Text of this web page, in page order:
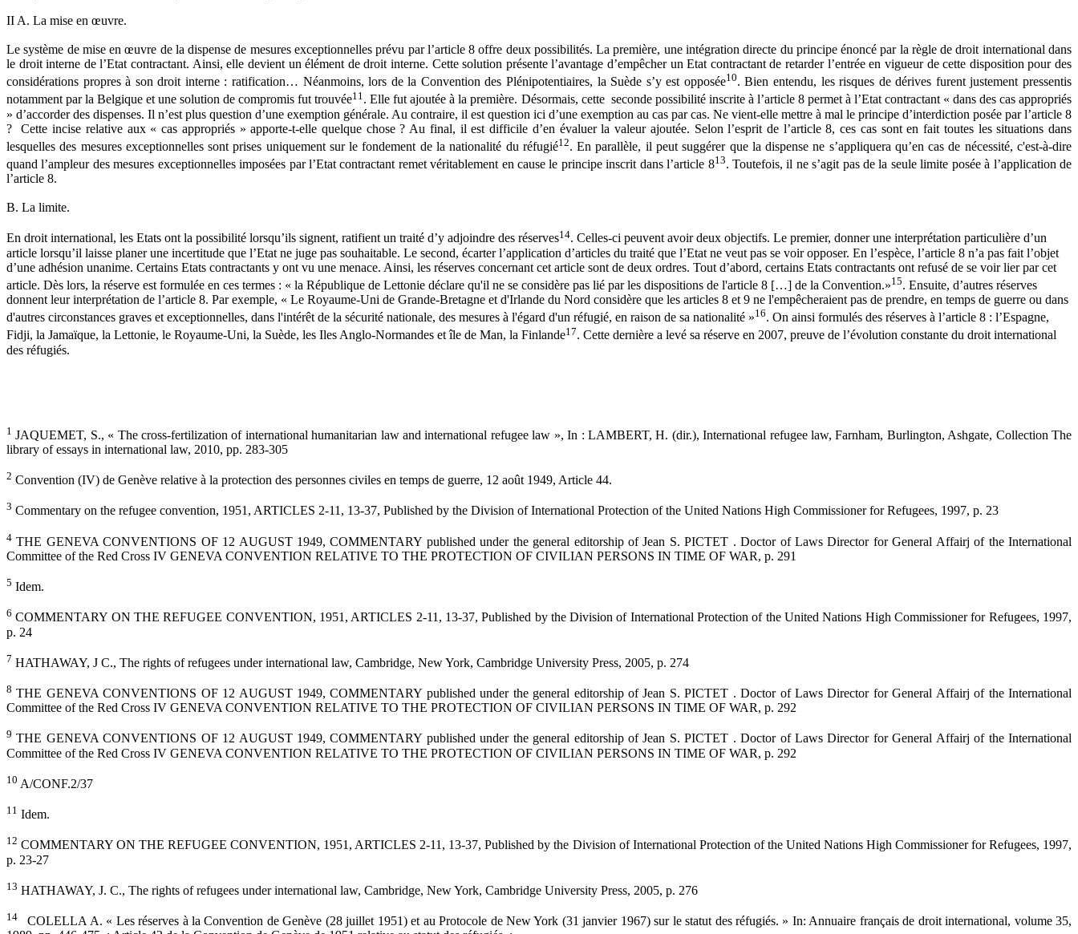
II A. La mise en œuvre.
Le système de mise en œuvre de la dispense de mesures exceptionnelles prévu par l’article 8 offre deux possibilités. La première, une intégration directe du principe énoncé par la règle de droit international dans
le droit interne de l’Etat contractant. Ainsi, elle devient un élément de droit interne. Cette solution présente l’avantage d’empêcher un Etat contractant de retarder l’entrée en vigueur de cette disposition pour des
considérations propres à son droit interne : ratification… Néanmoins, lors de la Convention des Plénipotentiaires, la Suède s’y est opposée10. Bien entendu, les risques de dérives furent justement pressentis
notamment par la Belgique et une solution de compromis fut trouvée11 . Elle fut ajoutée à la première. Désormais, cette seconde possibilité inscrite à l’article 8 permet à l’Etat contractant « dans des cas appropriés
» d’accorder des dispenses. Il n’est plus question d’une exemption générale. Au contraire, il est question ici d’une exemption au cas par cas. Ne vient-elle mettre à mal le principe d’interdiction posée par l’article 8
? Cette incise relative aux « cas appropriés » apporte-t-elle quelque chose ? Au final, il est difficile d’en évaluer la valeur ajoutée. Selon l’esprit de l’article 8, ces cas sont en fait toutes les situations dans
lesquelles des mesures exceptionnelles sont prises uniquement sur le fondement de la nationalité du réfugié12. En parallèle, il peut suggérer que la dispense ne s’appliquera qu’en cas de nécessité, c'est-à-dire
quand l’ampleur des mesures exceptionnelles imposées par l’Etat contractant remet véritablement en cause le principe inscrit dans l’article 813. Toutefois, il ne s’agit pas de la seule limite posée à l’application de
l’article 8.
B. La limite.
En droit international, les Etats ont la possibilité lorsqu’ils signent, ratifient un traité d’y adjoindre des réserves14. Celles-ci peuvent avoir deux objectifs. Le premier, donner une interprétation particulière d’un
article lorsqu’il laisse planer une incertitude que l’Etat ne juge pas souhaitable. Le second, écarter l’application d’articles du traité que l’Etat ne veut pas se voir opposer. En l’espèce, l’article 8 n’a pas fait l’objet
d’une adhésion unanime. Certains Etats contractants y ont vu une menace. Ainsi, les réserves concernant cet article sont de deux ordres. Tout d’abord, certains Etats contractants ont refusé de se voir lier par cet
article. Dès lors, la réserve est formulée en ces termes : « la République de Lettonie déclare qu'il ne se considère pas lié par les dispositions de l'article 8 […] de la Convention.»15. Ensuite, d’autres réserves
donnent leur interprétation de l’article 8. Par exemple, « Le Royaume-Uni de Grande-Bretagne et d'Irlande du Nord considère que les articles 8 et 9 ne l'empêcheraient pas de prendre, en temps de guerre ou dans
d'autres circonstances graves et exceptionnelles, dans l'intérêt de la sécurité nationale, des mesures à l'égard d'un réfugié, en raison de sa nationalité »16. On ainsi formulés des réserves à l’article 8 : l’Espagne,
Fidji, la Jamaïque, la Lettonie, le Royaume-Uni, la Suède, les Iles Anglo-Normandes et île de Man, la Finlande17. Cette dernière a levé sa réserve en 2007, preuve de l’évolution constante du droit international
des réfugiés.
1 JAQUEMET, S., « The cross-fertilization of international humanitarian law and international refugee law », In : LAMBERT, H. (dir.), International refugee law, Farnham, Burlington, Ashgate, Collection The
library of essays in international law, 2010, pp. 283-305
2 Convention (IV) de Genève relative à la protection des personnes civiles en temps de guerre, 12 août 1949, Article 44.
3 Commentary on the refugee convention, 1951, ARTICLES 2-11, 13-37, Published by the Division of International Protection of the United Nations High Commissioner for Refugees, 1997, p. 23
4 THE GENEVA CONVENTIONS OF 12 AUGUST 1949, COMMENTARY published under the general editorship of Jean S. PICTET . Doctor of Laws Director for General Affairj of the International
Committee of the Red Cross IV GENEVA CONVENTION RELATIVE TO THE PROTECTION OF CIVILIAN PERSONS IN TIME OF WAR, p. 291
5 Idem.
6 COMMENTARY ON THE REFUGEE CONVENTION, 1951, ARTICLES 2-11, 13-37, Published by the Division of International Protection of the United Nations High Commissioner for Refugees, 1997,
p. 24
7 HATHAWAY, J C., The rights of refugees under international law, Cambridge, New York, Cambridge University Press, 2005, p. 274
8 THE GENEVA CONVENTIONS OF 12 AUGUST 1949, COMMENTARY published under the general editorship of Jean S. PICTET . Doctor of Laws Director for General Affairj of the International
Committee of the Red Cross IV GENEVA CONVENTION RELATIVE TO THE PROTECTION OF CIVILIAN PERSONS IN TIME OF WAR, p. 292
9 THE GENEVA CONVENTIONS OF 12 AUGUST 1949, COMMENTARY published under the general editorship of Jean S. PICTET . Doctor of Laws Director for General Affairj of the International
Committee of the Red Cross IV GENEVA CONVENTION RELATIVE TO THE PROTECTION OF CIVILIAN PERSONS IN TIME OF WAR, p. 292
10 A/CONF.2/37
11 Idem.
12 COMMENTARY ON THE REFUGEE CONVENTION, 1951, ARTICLES 2-11, 13-37, Published by the Division of International Protection of the United Nations High Commissioner for Refugees, 1997,
p. 23-27
13 HATHAWAY, J. C., The rights of refugees under international law, Cambridge, New York, Cambridge University Press, 2005, p. 276
14
COLELLA A. « Les réserves à la Convention de Genève (28 juillet 1951) et au Protocole de New York (31 janvier 1967) sur le statut des réfugiés. » In: Annuaire français de droit international, volume 35,